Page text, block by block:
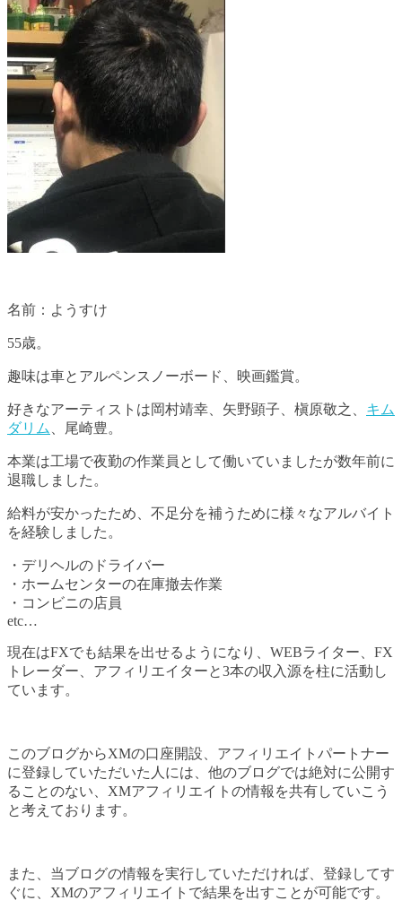
名前：ようすけ
55歳。
趣味は車とアルペンスノーボード、映画鑑賞。
好きなアーティストは岡村靖幸、矢野顕子、槇原敬之、 キム
ダリム
、尾崎豊。
本業は工場で夜勤の作業員として働いていましたが数年前に
退職しました。
給料が安かったため、不足分を補うために様々なアルバイト
を経験しました。
・デリヘルのドライバー
・ホームセンターの在庫撤去作業
・コンビニの店員
etc…
現在はFXでも結果を出せるようになり、WEBライター、FX
トレーダー、アフィリエイターと3本の収入源を柱に活動し
ています。
このブログからXMの口座開設、アフィリエイトパートナー
に登録していただいた人には、他のブログでは絶対に公開す
ることのない、XMアフィリエイトの情報を共有していこう
と考えております。
また、当ブログの情報を実行していただければ、登録してす
ぐに、XMのアフィリエイトで結果を出すことが可能です。